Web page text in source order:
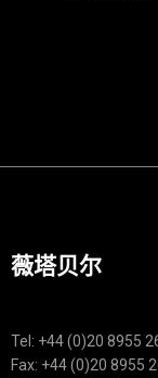
薇塔贝尔
Tel: +44 (0)20 8955
Fax: +44 (0)20 8955